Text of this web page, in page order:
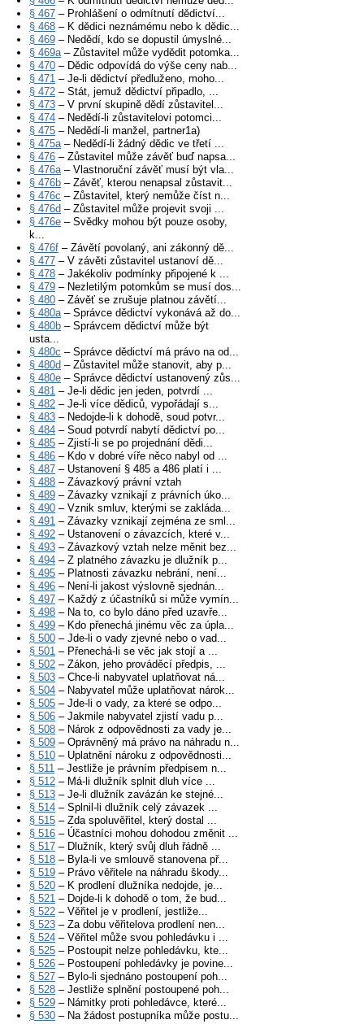
§ 467 – Prohlášení o odmítnutí dědictví...
§ 468 – K dědici neznámému nebo k dědic...
§ 469 – Nedědí, kdo se dopustil úmyslné...
§ 469a– Zůstavitel může vydědit potomka...
§ 470 – Dědic odpovídá do výše ceny nab...
§ 471 – Je-li dědictví předluženo, moho...
§ 472 – Stát, jemuž dědictví připadlo, ...
§ 473 – V první skupině dědí zůstavitel...
§ 474 – Nedědí-li zůstavitelovi potomci...
§ 475 – Nedědí-li manžel, partner1a)
§ 475a– Nedědí-li žádný dědic ve třetí ...
§ 476 – Zůstavitel může závěť buď napsa...
§ 476a– Vlastnoruční závěť musí být vla...
§ 476b – Závěť, kterou nenapsal zůstavit...
§ 476c – Zůstavitel, který nemůže číst n...
§ 476d – Zůstavitel může projevit svoji ...
§ 476e – Svědky mohou být pouze osoby,
k...
§ 476f – Závětí povolaný, ani zákonný dě...
§ 477 – V závěti zůstavitel ustanoví dě...
§ 478 – Jakékoliv podmínky připojené k ...
§ 479 – Nezletilým potomkům se musí dos...
§ 480 – Závěť se zrušuje platnou závětí...
§ 480a– Správce dědictví vykonává až do...
§ 480b – Správcem dědictví může být
usta...
§ 480c – Správce dědictví má právo na od...
§ 480d – Zůstavitel může stanovit, aby p...
§ 480e – Správce dědictví ustanovený zůs...
§ 481 – Je-li dědic jen jeden, potvrdí ...
§ 482 – Je-li více dědiců, vypořádají s...
§ 483 – Nedojde-li k dohodě, soud potvr...
§ 484 – Soud potvrdí nabytí dědictví po...
§ 485 – Zjistí-li se po projednání dědi...
§ 486 – Kdo v dobré víře něco nabyl od ...
§ 487 – Ustanovení § 485 a 486 platí i ...
§ 488 – Závazkový právní vztah
§ 489 – Závazky vznikají z právních úko...
§ 490 – Vznik smluv, kterými se zakláda...
§ 491 – Závazky vznikají zejména ze sml...
§ 492 – Ustanovení o závazcích, které v...
§ 493 – Závazkový vztah nelze měnit bez...
§ 494 – Z platného závazku je dlužník p...
§ 495 – Platnosti závazku nebrání, není...
§ 496 – Není-li jakost výslovně sjednán...
§ 497 – Každý z účastníků si může vymín...
§ 498 – Na to, co bylo dáno před uzavře...
§ 499 – Kdo přenechá jinému věc za úpla...
§ 500 – Jde-li o vady zjevné nebo o vad...
§ 501 – Přenechá-li se věc jak stojí a ...
§ 502 – Zákon, jeho prováděcí předpis, ...
§ 503 – Chce-li nabyvatel uplatňovat ná...
§ 504 – Nabyvatel může uplatňovat nárok...
§ 505 – Jde-li o vady, za které se odpo...
§ 506 – Jakmile nabyvatel zjistí vadu p...
§ 508 – Nárok z odpovědnosti za vady je...
§ 509 – Oprávněný má právo na náhradu n...
§ 510 – Uplatnění nároku z odpovědnosti...
§ 511 – Jestliže je právním předpisem n...
§ 512 – Má-li dlužník splnit dluh více ...
§ 513 – Je-li dlužník zavázán ke stejné...
§ 514 – Splnil-li dlužník celý závazek ...
§ 515 – Zda spoluvěřitel, který dostal ...
§ 516 – Účastníci mohou dohodou změnit ...
§ 517 – Dlužník, který svůj dluh řádně ...
§ 518 – Byla-li ve smlouvě stanovena př...
§ 519 – Právo věřitele na náhradu škody...
§ 520 – K prodlení dlužníka nedojde, je...
§ 521 – Dojde-li k dohodě o tom, že bud...
§ 522 – Věřitel je v prodlení, jestliže...
§ 523 – Za dobu věřitelova prodlení nen...
§ 524 – Věřitel může svou pohledávku i ...
§ 525 – Postoupit nelze pohledávku, kte...
§ 526 – Postoupení pohledávky je povine...
§ 527 – Bylo-li sjednáno postoupení poh...
§ 528 – Jestliže splnění postoupené poh...
§ 529 – Námitky proti pohledávce, které...
§ 530 – Na žádost postupníka může postu...